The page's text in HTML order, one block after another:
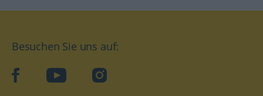
Besuchen Sie uns auf:
facebookYouTube Instagram